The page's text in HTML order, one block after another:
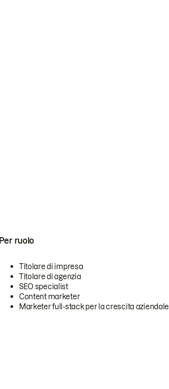
Per ruolo
Titolare di impresa
Titolare di agenzia
SEO specialist
Content marketer
Marketer full-stack per la crescita aziendale